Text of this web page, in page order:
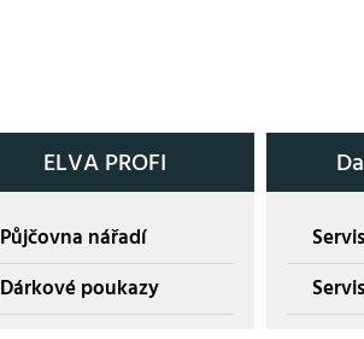
ELVA PROFI
Půjčovna nářadí
Dárkové poukazy
Servis